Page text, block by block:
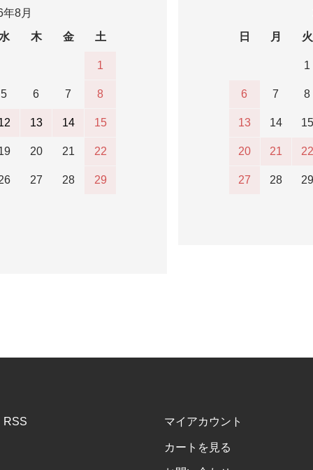
年8月
水 木 金 土
1
5 6 7 8
13 14 15
20 21 22
27 28 29
日
月 火
1
6 7 8
13 14 15
20 21 22
27 28 29
RSS マイアカウント
カートを見る